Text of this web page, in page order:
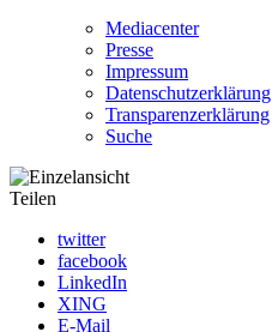
Mediacenter
Presse
Impressum
Datenschutzerklärung
Transparenzerklärung
Suche
Teilen
twitter
facebook
LinkedIn
XING
E-Mail